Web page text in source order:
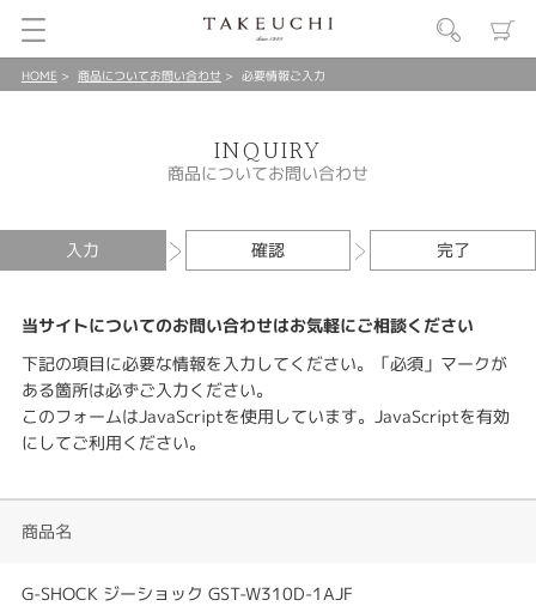
HOME 商品についてお問い合わせ 必要情報ご入力
INQUIRY
商品についてお問い合わせ
入力 確認 完了
当サイトについてのお問い合わせはお気軽にご相談ください
下記の項目に必要な情報を入力してください。「必須」マークが
ある箇所は必ずご入力ください。
このフォームはJavaScriptを使用しています。JavaScriptを有効
にしてご利用ください。
商品名
G-SHOCK ジーショック GST-W310D-1AJF